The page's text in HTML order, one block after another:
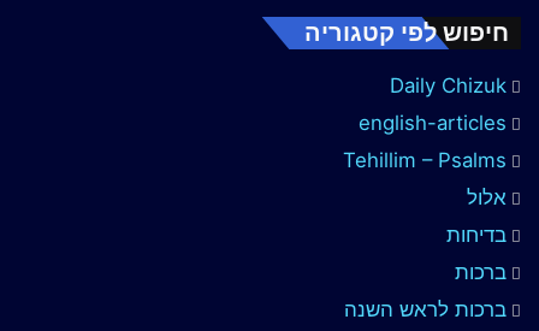
חיפוש לפי קטגוריה
Daily Chizuk
english-articles
Tehillim – Psalms
אלול
בדיחות
ברכות
ברכות לראש השנה